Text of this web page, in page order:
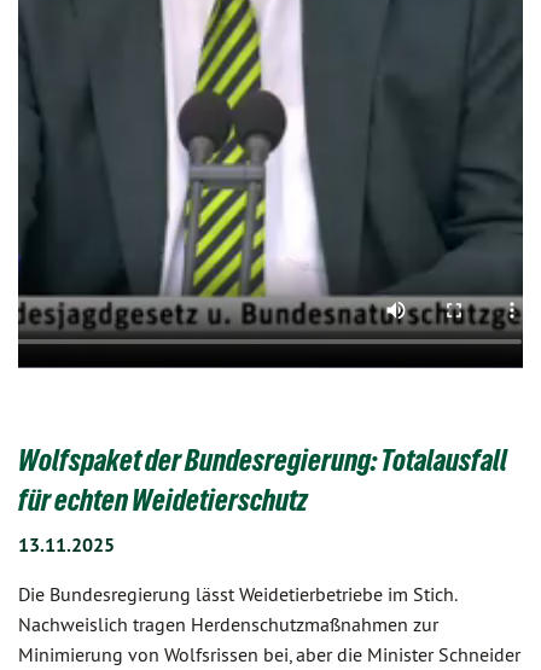
Wolfspaket der Bundesregierung: Totalausfall
für echten Weidetierschutz
13.11.2025
Die Bundesregierung lässt Weidetierbetriebe im Stich.
Nachweislich tragen Herdenschutzmaßnahmen zur
Minimierung von Wolfsrissen bei, aber die Minister Schneider